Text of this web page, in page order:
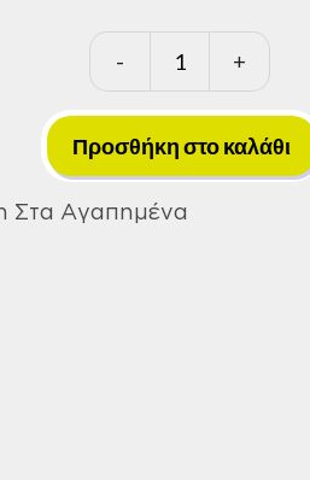
-
Τρυπάνι
Βιομηχανίκου
Γρανίτου
Άνευ
Κρούσης
+
Προσθήκη στο καλάθι
Στα Αγαπημένα